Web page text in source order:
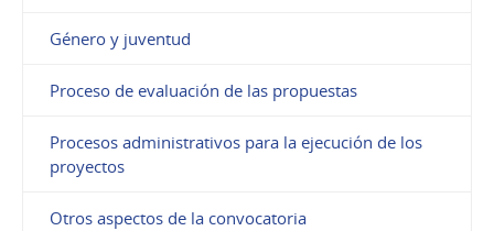
Género y juventud
Proceso de evaluación de las propuestas
Procesos administrativos para la ejecución de los
proyectos
Otros aspectos de la convocatoria